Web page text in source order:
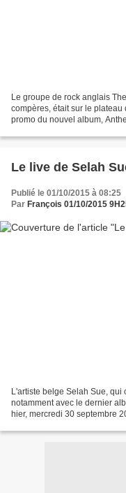
Le groupe de rock anglais
compères, était sur le
promo du nouvel album,
Le live de Selah
Publié le 01/10/2015 à 08:25
Par François 01/10/2015
L'artiste belge Selah Sue, qui
notamment avec le dernier
hier, mercredi 30 septembre